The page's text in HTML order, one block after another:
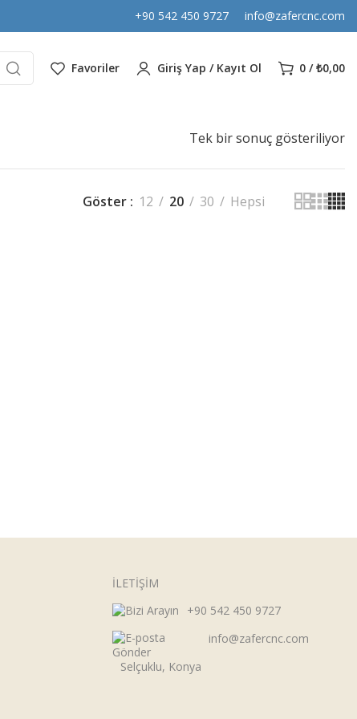
+90 542 450 9727 info@zafercnc.com
Favoriler Giriş Yap / Kayıt Ol 0 / ₺0,00
Tek bir sonuç gösteriliyor
Göster 12 20 30 Hepsi
İLETİŞİM
+90 542 450 9727
info@zafercnc.com
Selçuklu, Konya